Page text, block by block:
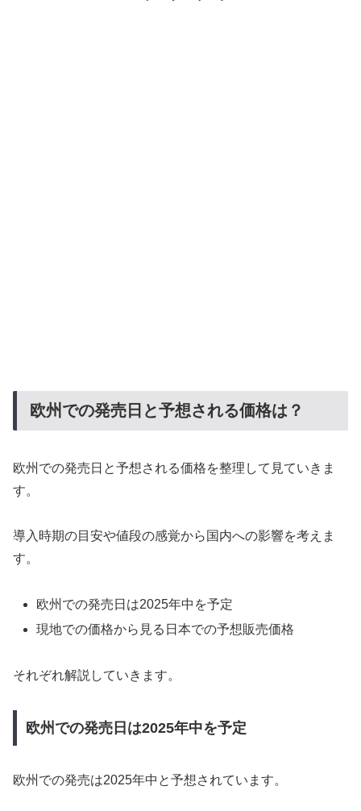
欧州での発売日と予想される価格は？
欧州での発売日と予想される価格を整理して見ていきま
す。
導入時期の目安や値段の感覚から国内への影響を考えま
す。
欧州での発売日は2025年中を予定
現地での価格から見る日本での予想販売価格
それぞれ解説していきます。
欧州での発売日は2025年中を予定
欧州での発売は2025年中と予想されています。